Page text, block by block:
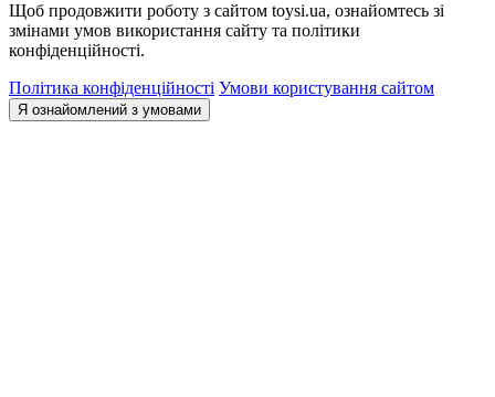
Щоб продовжити роботу з сайтом toysi.ua, ознайомтесь зі
змінами умов використання сайту та політики
конфіденційності.
Політика конфіденційності Умови користування сайтом
Я ознайомлений з умовами